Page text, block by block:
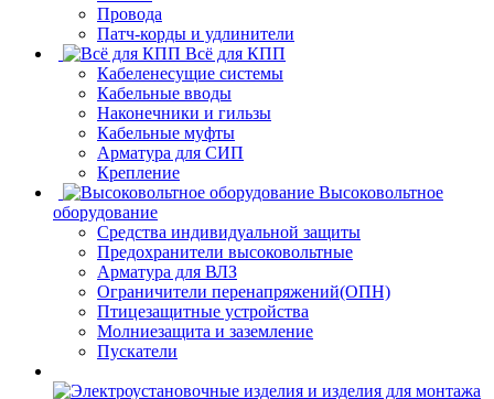
Провода
Патч-корды и удлинители
Всё для КПП
Кабеленесущие системы
Кабельные вводы
Наконечники и гильзы
Кабельные муфты
Арматура для СИП
Крепление
Высоковольтное
оборудование
Средства индивидуальной защиты
Предохранители высоковольтные
Арматура для ВЛЗ
Ограничители перенапряжений(ОПН)
Птицезащитные устройства
Молниезащита и заземление
Пускатели